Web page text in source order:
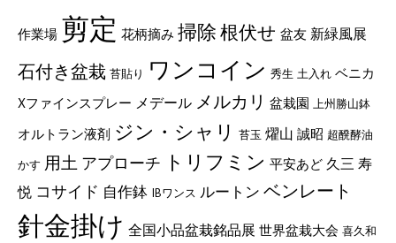
作業場 剪定 花柄摘み 掃除根伏せ 盆友 新緑風展
石付き盆栽 苔貼り ワンコイン 秀生 土入れ ベニカ
Xファインスプレー メデール メルカリ 盆栽園 上州勝山鉢
オルトラン液剤 ジン・シャリ 苔玉 燿山 誠昭 超醗酵油
かす 用土 アプローチ トリフミン 平安あど 久三 寿
悦 コサイド 自作鉢 IBワンス ルートン ベンレート
針金掛け 全国小品盆栽銘品展 世界盆栽大会 喜久和